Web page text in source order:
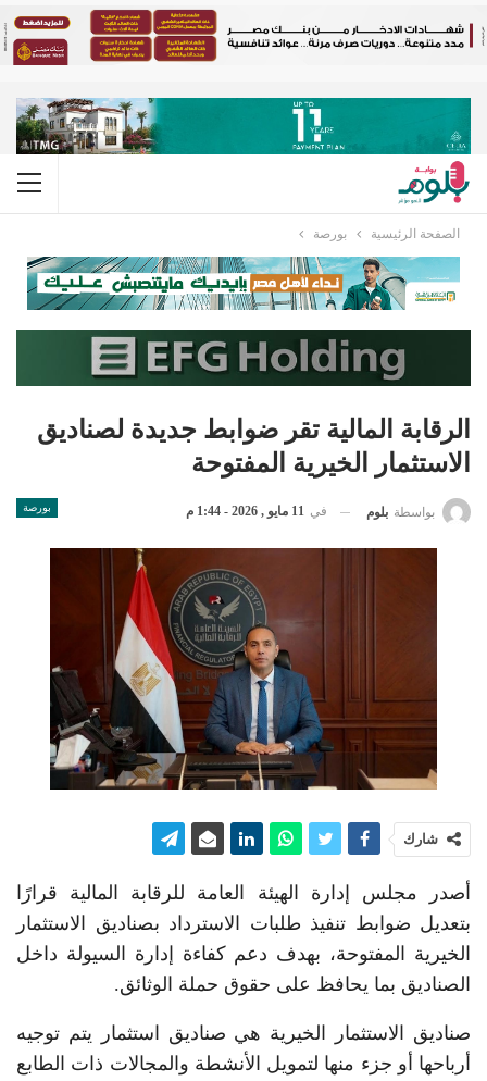
الصفحة الرئيسية بورصة
الرقابة المالية تقر ضوابط جديدة لصناديق
الاستثمار الخيرية المفتوحة
بورصة بواسطة بلوم في 11 مايو , 2026 - 1:44 م
شارك
أصدر مجلس إدارة الهيئة العامة للرقابة المالية قرارًا
بتعديل ضوابط تنفيذ طلبات الاسترداد بصناديق الاستثمار
الخيرية المفتوحة، بهدف دعم كفاءة إدارة السيولة داخل
الصناديق بما يحافظ على حقوق حملة الوثائق.
صناديق الاستثمار الخيرية هي صناديق استثمار يتم توجيه
أرباحها أو جزء منها لتمويل الأنشطة والمجالات ذات الطابع